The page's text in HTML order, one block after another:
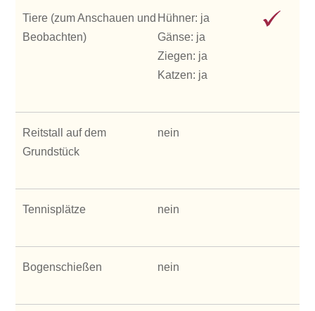
Tiere (zum Anschauen und
Beobachten)
Hühner: ja
Gänse: ja
Ziegen: ja
Katzen: ja
Reitstall auf dem
Grundstück
nein
Tennisplätze nein
Bogenschießen nein